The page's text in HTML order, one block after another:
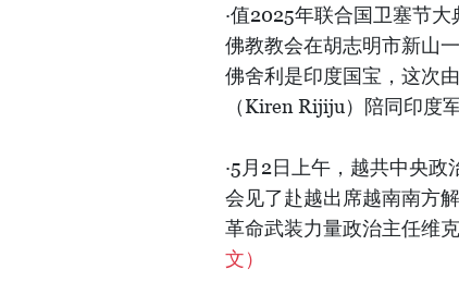
·值2025年联合国卫塞节
佛教教会在胡志明市新山
佛舍利是印度国宝，这次
（Kiren Rijiju）陪同印度
·5月2日上午，越共中央
会见了赴越出席越南南方
革命武装力量政治主任维
文）